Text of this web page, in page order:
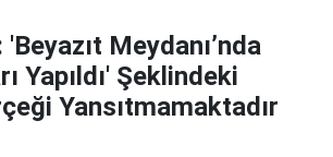
Meydanı’nda
Yapıldı' Şeklindeki
Yansıtmamaktadır